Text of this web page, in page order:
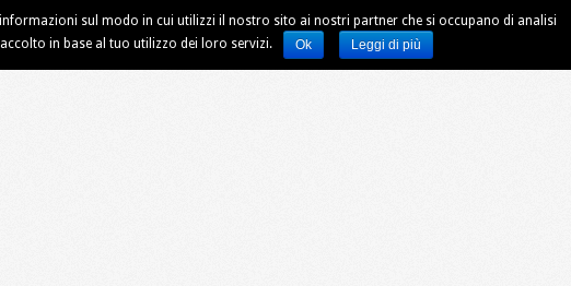
sul modo in cui utilizzi il nostro sito ai nostri partner che si occupano di analisi
in base al tuo utilizzo dei loro servizi.
Ok Leggi di più